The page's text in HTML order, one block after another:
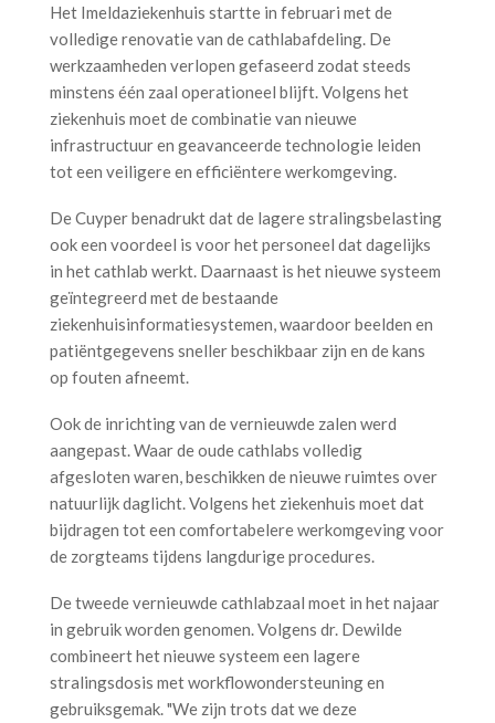
Het Imeldaziekenhuis startte in februari met de
volledige renovatie van de cathlabafdeling. De
werkzaamheden verlopen gefaseerd zodat steeds
minstens één zaal operationeel blijft. Volgens het
ziekenhuis moet de combinatie van nieuwe
infrastructuur en geavanceerde technologie leiden
tot een veiligere en efficiëntere werkomgeving.
De Cuyper benadrukt dat de lagere stralingsbelasting
ook een voordeel is voor het personeel dat dagelijks
in het cathlab werkt. Daarnaast is het nieuwe systeem
geïntegreerd met de bestaande
ziekenhuisinformatiesystemen, waardoor beelden en
patiëntgegevens sneller beschikbaar zijn en de kans
op fouten afneemt.
Ook de inrichting van de vernieuwde zalen werd
aangepast. Waar de oude cathlabs volledig
afgesloten waren, beschikken de nieuwe ruimtes over
natuurlijk daglicht. Volgens het ziekenhuis moet dat
bijdragen tot een comfortabelere werkomgeving voor
de zorgteams tijdens langdurige procedures.
De tweede vernieuwde cathlabzaal moet in het najaar
in gebruik worden genomen. Volgens dr. Dewilde
combineert het nieuwe systeem een lagere
stralingsdosis met workflowondersteuning en
gebruiksgemak. "We zijn trots dat we deze